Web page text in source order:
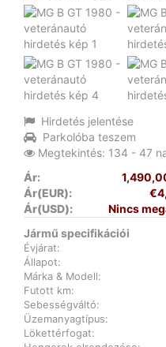
Hirdetés jelentése
Parkolóba teszem
Megtekintés: 134 - 47
Ár:
Ár(EUR):
Ár(USD):
Nincs
Jármű specifikációi
Évjárat:
Állapot:
Márka & Modell:
Futott km:
Sebességváltó:
Üzemanyagtípus:
Lökettérfogat: